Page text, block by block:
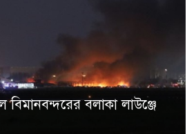
বিমানবন্দরের বলাকা লাউঞ্জে